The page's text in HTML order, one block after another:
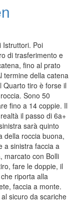
Istruttori. Poi
di trasferimento e
fino al prato
termine della catena
Quarto tiro è forse il
Sono 50
fino a 14 coppie. Il
il passo di 6a+
sarà quinto
della roccia buona,
a sinistra faccia a
marcato con Bolli
fare le doppie, il
riporta alla
faccia a monte.
sicuro da scariche